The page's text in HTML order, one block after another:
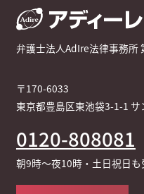
弁護士法人AdIre法律事務所
〒170-6033
東京都豊島区東池袋3-1-1 サ
0120-808081
朝9時～夜10時・土日祝日も